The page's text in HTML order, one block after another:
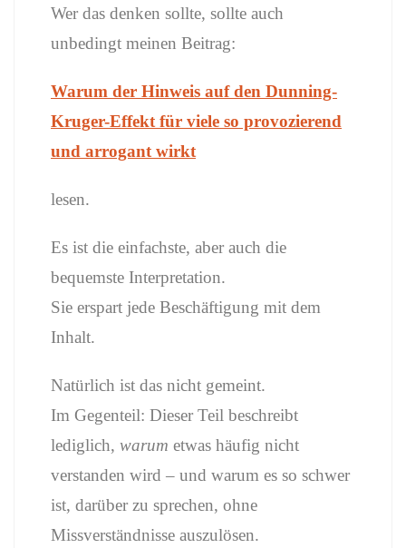
Wer das denken sollte, sollte auch
unbedingt meinen Beitrag:
Warum der Hinweis auf den Dunning-
Kruger-Effekt für viele so provozierend
und arrogant wirkt
lesen.
Es ist die einfachste, aber auch die
bequemste Interpretation.
Sie erspart jede Beschäftigung mit dem
Inhalt.
Natürlich ist das nicht gemeint.
Im Gegenteil: Dieser Teil beschreibt
lediglich, warum etwas häufig nicht
verstanden wird – und warum es so schwer
ist, darüber zu sprechen, ohne
Missverständnisse auszulösen.